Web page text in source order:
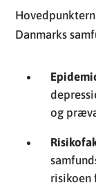
Danmarks
og
risikoen